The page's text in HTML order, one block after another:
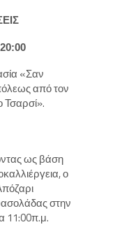
«Σαν
από τον
Τσαρσί».
ως βάση
ο
στην
11:00π.μ.